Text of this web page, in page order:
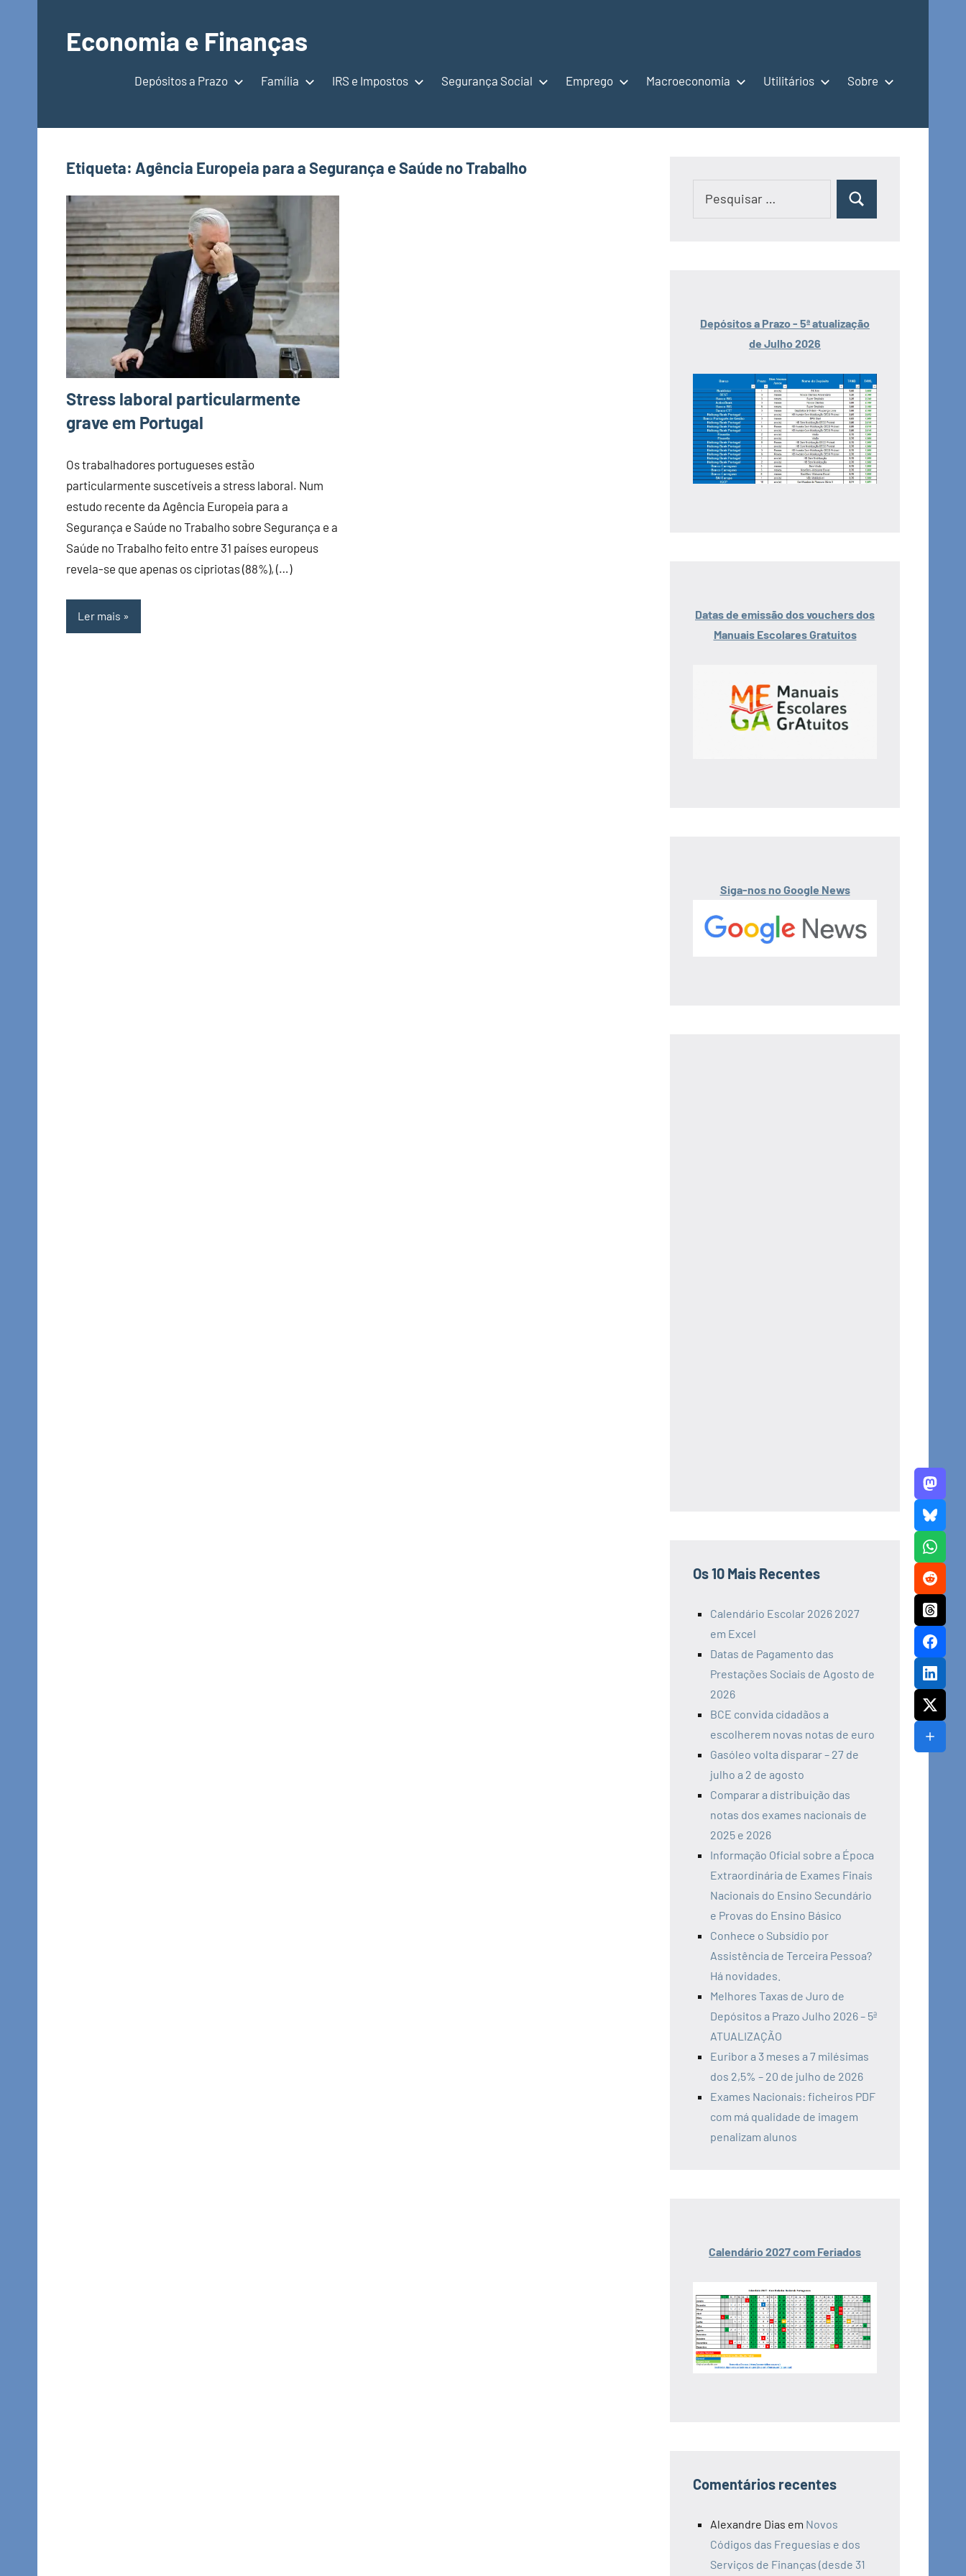
Economia e Finanças
Depósitos
Finanças
Calendários
Depósitos a Prazo Família IRS e Impostos Segurança Social Emprego Macroeconomia Utilitários Sobre
Etiqueta: Agência Europeia para a Segurança e Saúde no Trabalho
Stress laboral particularmente
grave em Portugal
Os trabalhadores portugueses estão
particularmente suscetíveis a stress laboral. Num
estudo recente da Agência Europeia para a
Segurança e Saúde no Trabalho sobre Segurança e a
Saúde no Trabalho feito entre 31 países europeus
revela-se que apenas os cipriotas (88%), (…)
Ler mais
Pesquisar
Depósitos a Prazo - 5ª atualização
de Julho 2026
Datas de emissão dos vouchers dos
Manuais Escolares Gratuitos
Siga-nos no Google News
Os 10 Mais Recentes
Calendário Escolar 2026 2027
em Excel
Datas de Pagamento das
Prestações Sociais de Agosto de
2026
BCE convida cidadãos a
escolherem novas notas de euro
Gasóleo volta disparar – 27 de
julho a 2 de agosto
Comparar a distribuição das
notas dos exames nacionais de
2025 e 2026
Informação Oficial sobre a Época
Extraordinária de Exames Finais
Nacionais do Ensino Secundário
e Provas do Ensino Básico
Conhece o Subsídio por
Assistência de Terceira Pessoa?
Há novidades.
Melhores Taxas de Juro de
Depósitos a Prazo Julho 2026 – 5ª
ATUALIZAÇÃO
Euribor a 3 meses a 7 milésimas
dos 2,5% – 20 de julho de 2026
Exames Nacionais: ficheiros PDF
com má qualidade de imagem
penalizam alunos
Calendário 2027 com Feriados
Comentários recentes
Alexandre Dias em Novos
Códigos das Freguesias e dos
Serviços de Finanças (desde 31